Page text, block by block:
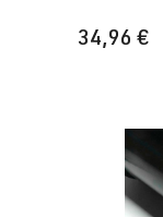
34,96 €